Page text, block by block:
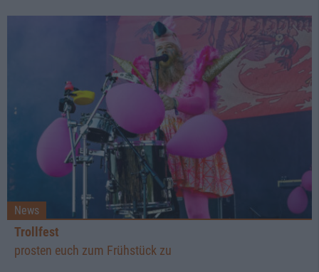
News
Trollfest
prosten euch zum Frühstück zu